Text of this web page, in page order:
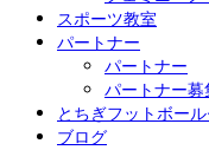
スポーツ教室
パートナー
パートナー
パートナー募
とちぎフットボー
ブログ